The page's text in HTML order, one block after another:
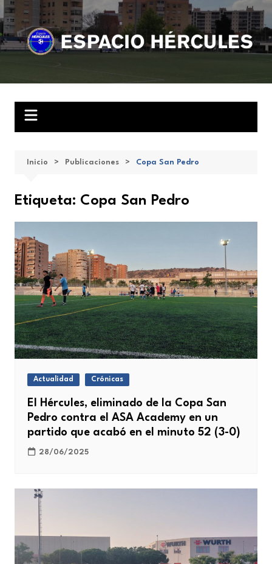
Saltar
al
contenido
Inicio Publicaciones Copa San Pedro
Etiqueta: Copa San Pedro
Actualidad Crónicas
El Hércules, eliminado de la Copa San
Pedro contra el ASA Academy en un
partido que acabó en el minuto 52 (3-0)
28/06/2025